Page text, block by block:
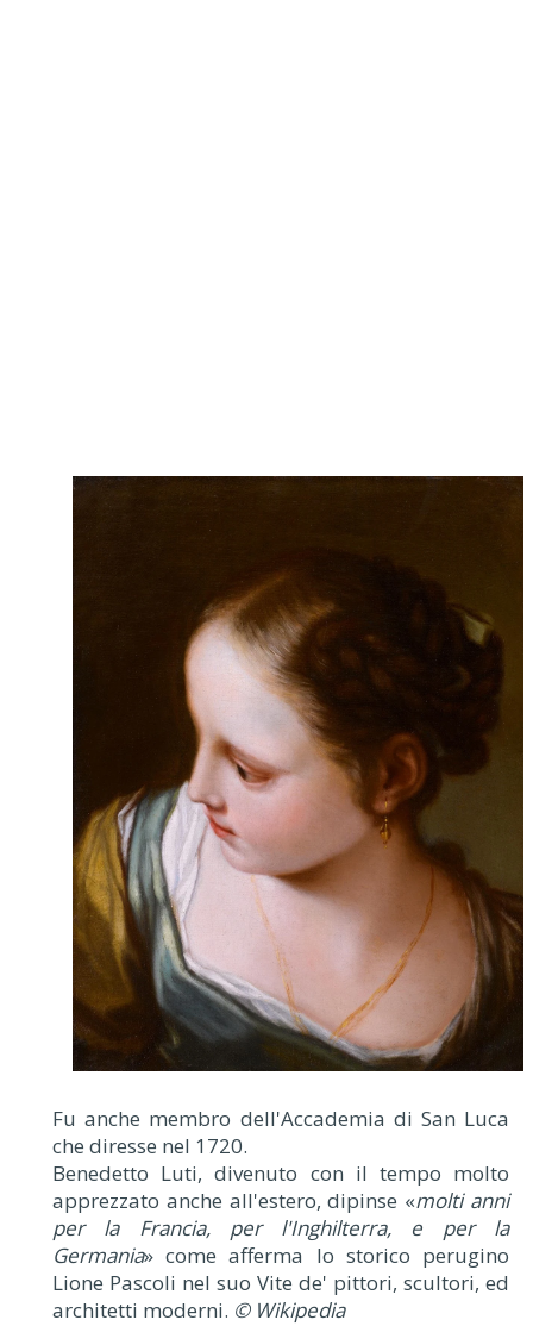
Fu anche membro dell'Accademia di San Luca
che diresse nel 1720.
Benedetto Luti, divenuto con il tempo molto
apprezzato anche all'estero, dipinse «molti anni
per la Francia, per l'Inghilterra, e per la
Germania» come afferma lo storico perugino
Lione Pascoli nel suo Vite de' pittori, scultori, ed
architetti moderni. © Wikipedia